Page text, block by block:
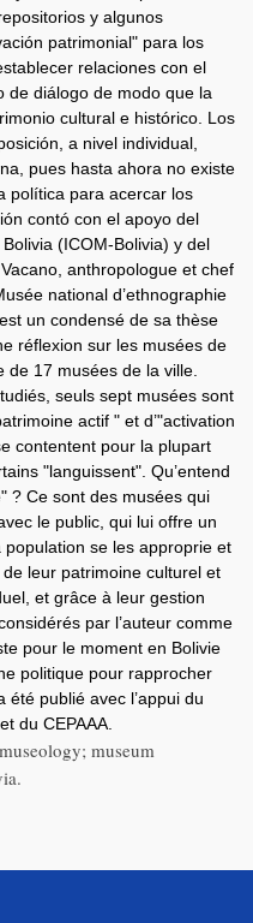
y algunos
patrimonial" para los
relaciones con el
de diálogo de modo que la
cultural e histórico. Los
a nivel individual,
pues hasta ahora no existe
política para acercar los
contó con el apoyo del
(ICOM-Bolivia) y del
anthropologue et chef
national d’ethnographie
un condensé de sa thèse
réflexion sur les musées de
de 17 musées de la ville.
seuls sept musées sont
actif " et d’"activation
contentent pour la plupart
"languissent". Qu’entend
? Ce sont des musées qui
le public, qui lui offre un
se les approprie et
leur patrimoine culturel et
et grâce à leur gestion
par l’auteur comme
pour le moment en Bolivie
politique pour rapprocher
publié avec l’appui du
du CEPAAA.
museum